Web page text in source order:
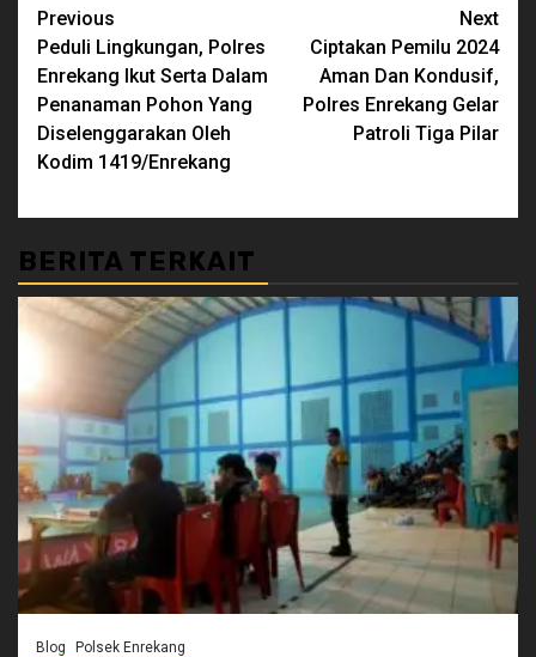
Continue
Reading
Previous
Peduli Lingkungan, Polres
Enrekang Ikut Serta Dalam
Penanaman Pohon Yang
Diselenggarakan Oleh
Kodim 1419/Enrekang
Next
Ciptakan Pemilu 2024
Aman Dan Kondusif,
Polres Enrekang Gelar
Patroli Tiga Pilar
BERITA TERKAIT
Blog Polsek Enrekang